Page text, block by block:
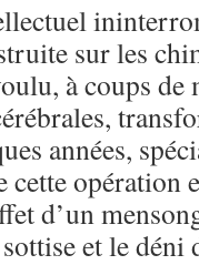
sur les
à coups
années,
cette opération
d’un
et le déni